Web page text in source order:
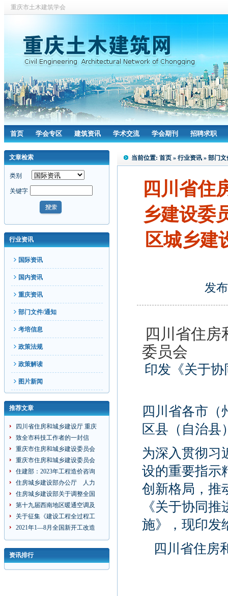
重庆市土木建筑学会
首页 学会专区 建筑资讯 学术交流 学会期刊 招聘求职
文章检索
类别
关键字
行业资讯
国际资讯
国内资讯
重庆资讯
部门文件/通知
考培信息
政策法规
政策解读
图片新闻
推荐文章
四川省住房和城乡建设厅 重庆
致全市科技工作者的一封信
重庆市住房和城乡建设委员会
重庆市住房和城乡建设委员会
住建部：2023年工程造价咨询
住房城乡建设部办公厅 人力
住房城乡建设部关于调整全国
第十九届西南地区暖通空调及
关于征集《建设工程全过程工
2021年1—8月全国新开工改造
资讯排行
当前位置: 首页 » 行业资讯 » 部门文
四川省住
乡建设委
区城乡建
发
四川省住
委员会
印发《关于
四川省各市（
区县（自治县
为深入贯彻习
设的重要指示
创新格局，推
《关于协同
施》，现印发
四川省住